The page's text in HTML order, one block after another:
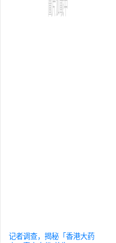
记者调查，揭秘「香港大药